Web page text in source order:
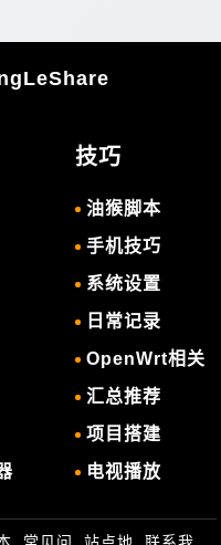
技巧
油猴脚本
手机技巧
系统设置
日常记录
OpenWrt相关
汇总推荐
项目搭建
电视播放